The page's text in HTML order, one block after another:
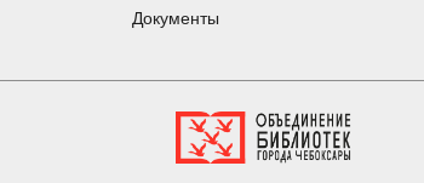
Документы